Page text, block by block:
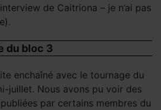
de Caitriona – je n’ai pas
du bloc 3
enchaîné avec le tournage du
juillet. Nous avons pu voir des
par certains membres du